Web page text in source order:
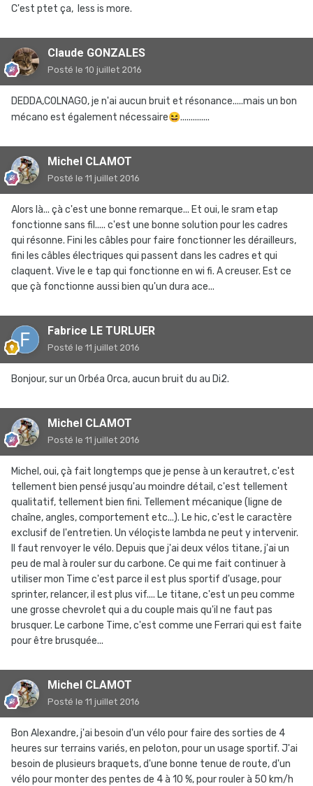
C'est ptet ça, less is more.
Claude GONZALES
Posté le 10 juillet 2016
DEDDA,COLNAGO, je n'ai aucun bruit et résonance.....mais un bon
mécano est également nécessaire😆..............
Michel CLAMOT
Posté le 11 juillet 2016
Alors là... çà c'est une bonne remarque... Et oui, le sram etap
fonctionne sans fil..... c'est une bonne solution pour les cadres
qui résonne. Fini les câbles pour faire fonctionner les dérailleurs,
fini les câbles électriques qui passent dans les cadres et qui
claquent. Vive le e tap qui fonctionne en wi fi. A creuser. Est ce
que çà fonctionne aussi bien qu'un dura ace...
Fabrice LE TURLUER
Posté le 11 juillet 2016
Bonjour, sur un Orbéa Orca, aucun bruit du au Di2.
Michel CLAMOT
Posté le 11 juillet 2016
Michel, oui, çà fait longtemps que je pense à un kerautret, c'est
tellement bien pensé jusqu'au moindre détail, c'est tellement
qualitatif, tellement bien fini. Tellement mécanique (ligne de
chaîne, angles, comportement etc...). Le hic, c'est le caractère
exclusif de l'entretien. Un véloçiste lambda ne peut y intervenir.
Il faut renvoyer le vélo. Depuis que j'ai deux vélos titane, j'ai un
peu de mal à rouler sur du carbone. Ce qui me fait continuer à
utiliser mon Time c'est parce il est plus sportif d'usage, pour
sprinter, relancer, il est plus vif.... Le titane, c'est un peu comme
une grosse chevrolet qui a du couple mais qu'il ne faut pas
brusquer. Le carbone Time, c'est comme une Ferrari qui est faite
pour être brusquée...
Michel CLAMOT
Posté le 11 juillet 2016
Bon Alexandre, j'ai besoin d'un vélo pour faire des sorties de 4
heures sur terrains variés, en peloton, pour un usage sportif. J'ai
besoin de plusieurs braquets, d'une bonne tenue de route, d'un
vélo pour monter des pentes de 4 à 10 %, pour rouler à 50 km/h